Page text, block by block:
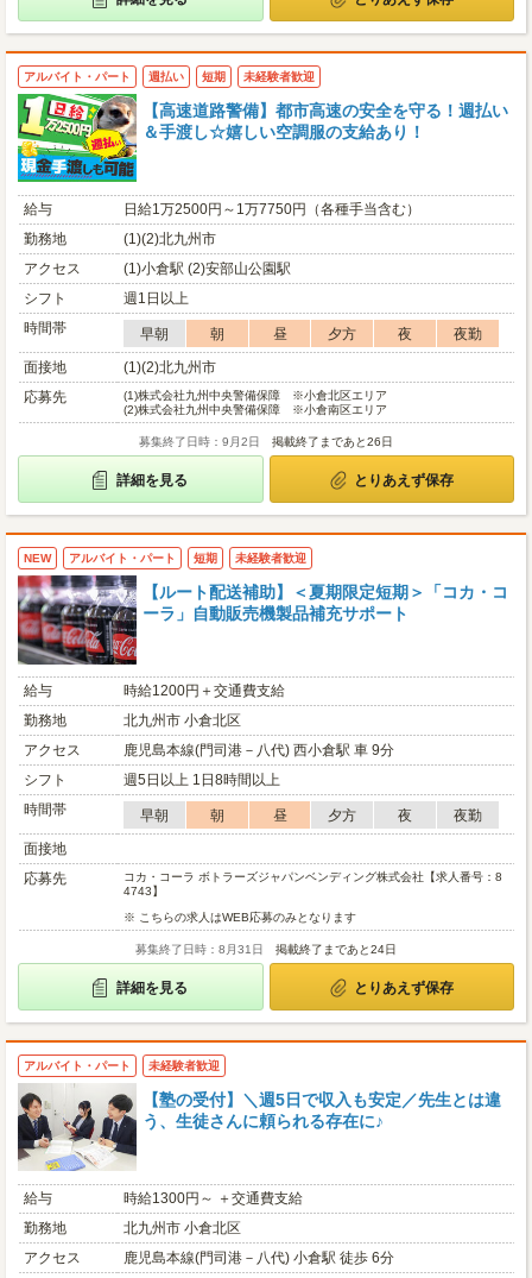
アルバイト・パート 週払い 短期 未経験者歓迎
【高速道路警備】都市高速の安全を守る！週払い
＆手渡し☆嬉しい空調服の支給あり！
給与
日給1万2500円～1万7750円（各種手当含む）
勤務地
(1)(2)北九州市
アクセス
(1)小倉駅 (2)安部山公園駅
シフト
週1日以上
時間帯
早朝 朝 昼 夕方 夜
夜勤
面接地
(1)(2)北九州市
応募先
(1)株式会社九州中央警備保障 ※小倉北区エリア
(2)株式会社九州中央警備保障 ※小倉南区エリア
募集終了日時：9月2日 掲載終了まであと26日
詳細を見る とりあえず保存
NEW アルバイト・パート 短期 未経験者歓迎
【ルート配送補助】＜夏期限定短期＞「コカ・コ
ーラ」自動販売機製品補充サポート
給与
時給1200円＋交通費支給
勤務地
北九州市 小倉北区
アクセス
鹿児島本線(門司港－八代) 西小倉駅 車 9分
シフト
週5日以上 1日8時間以上
時間帯
早朝 朝 昼 夕方 夜
夜勤
面接地
応募先
コカ・コーラ ボトラーズジャパンベンディング株式会社【求人番号：8
4743】
※ こちらの求人はWEB応募のみとなります
募集終了日時：8月31日 掲載終了まであと24日
詳細を見る とりあえず保存
アルバイト・パート 未経験者歓迎
【塾の受付】＼週5日で収入も安定／先生とは違
う、生徒さんに頼られる存在に♪
給与
時給1300円～ ＋交通費支給
勤務地
北九州市 小倉北区
アクセス
鹿児島本線(門司港－八代) 小倉駅 徒歩 6分